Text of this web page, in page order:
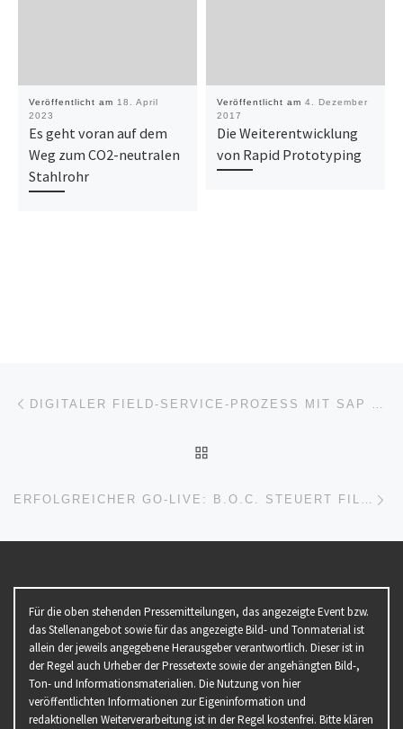
Veröffentlicht am 18. April
2023
Es geht voran auf dem
Weg zum CO2-neutralen
Stahlrohr
Veröffentlicht am 4. Dezember
2017
Die Weiterentwicklung
von Rapid Prototyping
Beitragsnavigation
ERFOLGREICHER GO-LIVE: B.O.C. STEUERT FILIAL- UND ONLINEGESCHÄFT MIT ERP-SYSTEM DIVA VON MAC IT-SOLUTIONS
Für die oben stehenden Pressemitteilungen, das angezeigte Event bzw.
das Stellenangebot sowie für das angezeigte Bild- und Tonmaterial ist
allein der jeweils angegebene Herausgeber verantwortlich. Dieser ist in
der Regel auch Urheber der Pressetexte sowie der angehängten Bild-,
Ton- und Informationsmaterialien. Die Nutzung von hier
veröffentlichten Informationen zur Eigeninformation und
redaktionellen Weiterverarbeitung ist in der Regel kostenfrei. Bitte klären